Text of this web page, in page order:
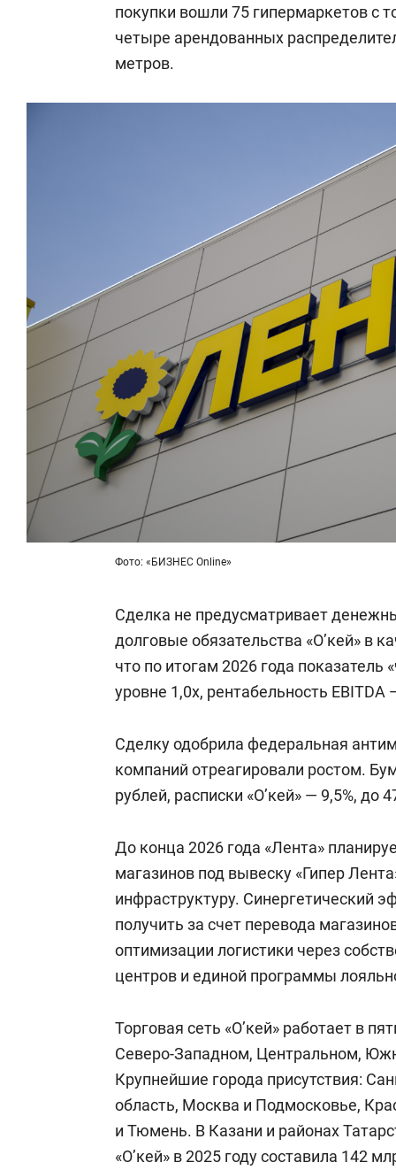
покупки вошли 75 гипермаркетов с
четыре арендованных
метров.
Фото: «БИЗНЕС Online»
Сделка не предусматривает
долговые обязательства «О’кей» в
что по итогам 2026 года показатель
уровне 1,0x, рентабельность EBITDA
Сделку одобрила федеральная
компаний отреагировали ростом.
рублей, расписки «О’кей» — 9,5%, до
До конца 2026 года «Лента»
магазинов под вывеску «Гипер
инфраструктуру. Синергетический
получить за счет перевода
оптимизации логистики через
центров и единой программы
Торговая сеть «О’кей» работает в
Северо-Западном, Центральном,
Крупнейшие города присутствия:
область, Москва и Подмосковье,
и Тюмень. В Казани и районах
«О’кей» в 2025 году составила 142
150
ID вместо